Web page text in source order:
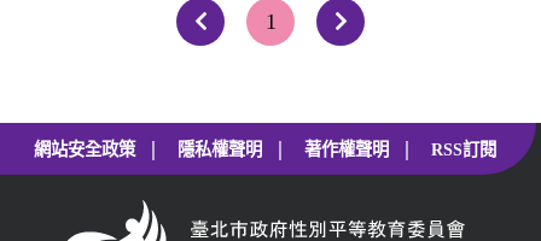
上一頁1 下一頁
網站安全政策 | 隱私權聲明 | 著作權聲明 | RSS訂閱